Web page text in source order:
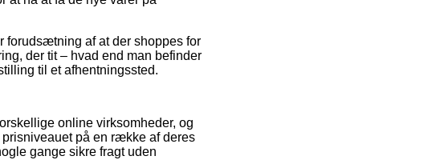
forudsætning af at der shoppes for
der tit – hvad end man befinder
til et afhentningssted.
online virksomheder, og
på en række af deres
gange sikre fragt uden